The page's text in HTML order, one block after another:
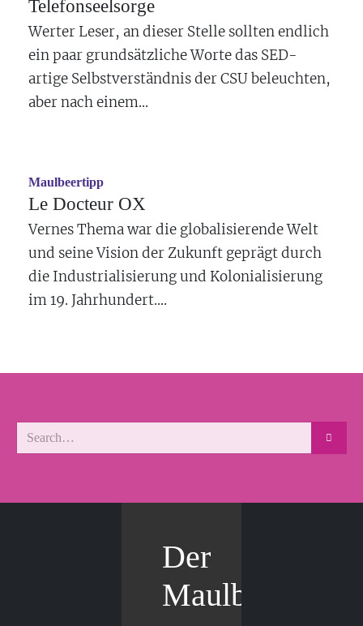
Telefonseelsorge
Werter Leser, an dieser Stelle sollten endlich
ein paar grundsätzliche Worte das SED-
artige Selbstverständnis der CSU beleuchten,
aber nach einem...
Maulbeertipp
Le Docteur OX
Vernes Thema war die globalisierende Welt
und seine Vision der Zukunft geprägt durch
die Industrialisierung und Kolonialisierung
im 19. Jahrhundert....
Der
Maulbär